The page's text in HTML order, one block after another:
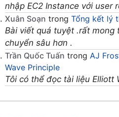
nhập EC2 Instance với user
Xuân Soạn trong Tổng kết lý
Bài viết quá tuyệt .rất mong
chuyển sâu hơn .
Trần Quốc Tuấn trong AJ
Wave Principle
Tôi có thể đọc tài liệu Elliott